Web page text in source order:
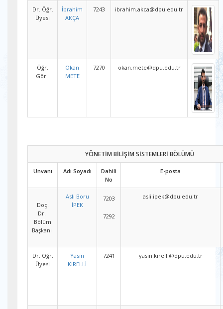
Dr. Öğr.
Üyesi
İbrahim
AKÇA
7243 ibrahim.akca@dpu.edu.tr
Öğr.
Gör.
Okan
METE
7270 okan.mete@dpu.edu.tr
YÖNETİM BİLİŞİM SİSTEMLERİ BÖLÜMÜ
Unvanı Adı Soyadı
Dahili
No
E-posta
Doç.
Dr.
Bölüm
Başkanı
Aslı Boru
İPEK
7203
7292
asli.ipek@dpu.edu.tr
Dr. Öğr.
Üyesi
Yasin
KIRELLİ
7241 yasin.kirelli@dpu.edu.tr